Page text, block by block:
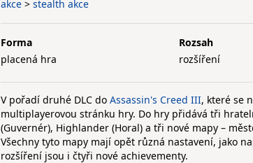
akce > stealth akce
Forma
placená hra
Rozsah
rozšíření
V pořadí druhé DLC do Assassin's Creed III, které se
multiplayerovou stránku hry. Do hry přidává tři
(Guvernér), Highlander (Horal) a tři nové mapy –
Všechny tyto mapy mají opět různá nastavení, jako
rozšíření jsou i čtyři nové achievementy.